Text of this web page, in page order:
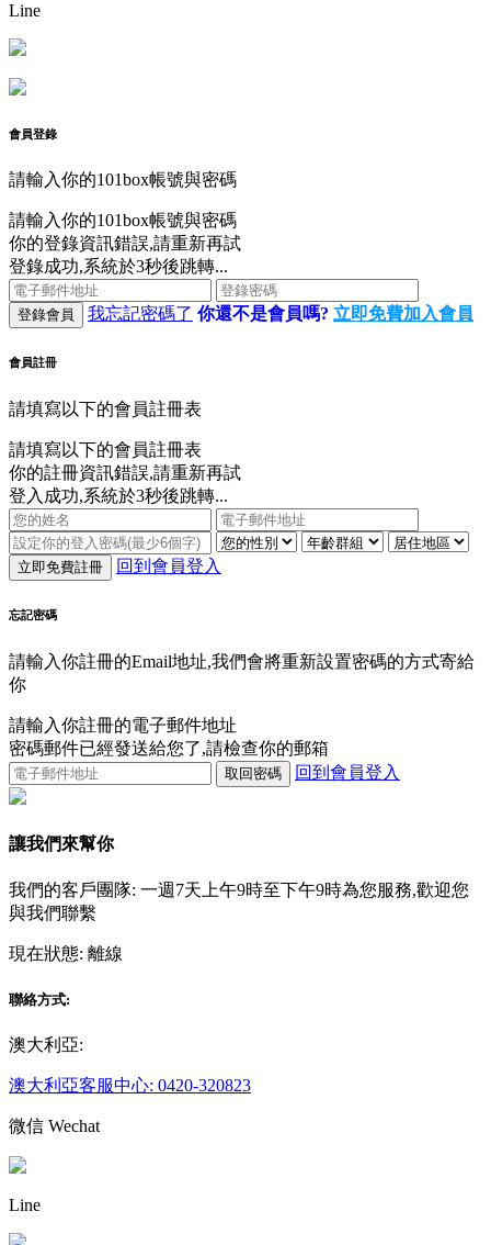
Line
會員登錄
請輸入你的101box帳號與密碼
請輸入你的101box帳號與密碼
你的登錄資訊錯誤,請重新再試
登錄成功,系統於3秒後跳轉...
登錄會員 我忘記密碼了 你還不是會員嗎? 立即免費加入會員
會員註冊
請填寫以下的會員註冊表
請填寫以下的會員註冊表
你的註冊資訊錯誤,請重新再試
登入成功,系統於3秒後跳轉...
立即免費註冊 回到會員登入
忘記密碼
請輸入你註冊的Email地址,我們會將重新設置密碼的方式寄給
你
請輸入你註冊的電子郵件地址
密碼郵件已經發送給您了,請檢查你的郵箱
取回密碼 回到會員登入
讓我們來幫你
我們的客戶團隊: 一週7天上午9時至下午9時為您服務,歡迎您
與我們聯繫
現在狀態: 離線
聯絡方式:
澳大利亞:
澳大利亞客服中心: 0420-320823
微信 Wechat
Line